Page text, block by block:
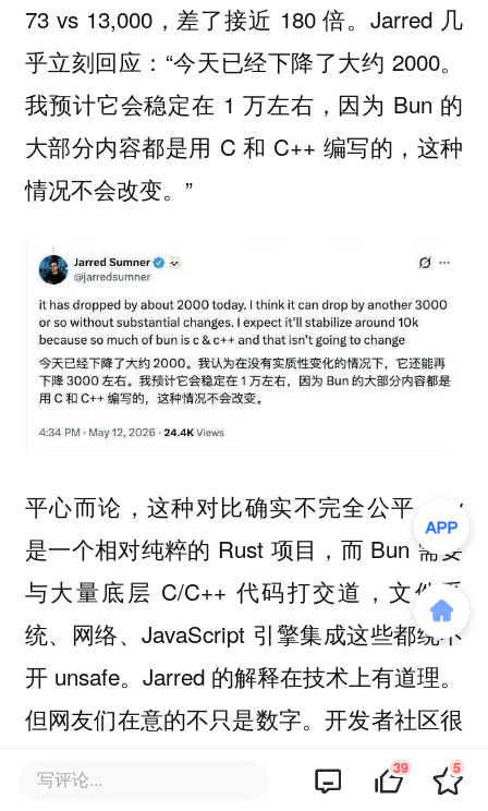
73 vs 13,000，差了接近 180 倍。Jarred 几
乎立刻回应：“今天已经下降了大约 2000。
我预计它会稳定在 1 万左右，因为 Bun 的
大部分内容都是用 C 和 C++ 编写的，这种
情况不会改变。”
平心而论，这种对比确实不完全公平。uv
是一个相对纯粹的 Rust 项目，而 Bun 需要
与大量底层 C/C++ 代码打交道，文件系
统、网络、JavaScript 引擎集成这些都绕不
开 unsafe。Jarred 的解释在技术上有道理。
但网友们在意的不只是数字。开发者社区很
快把矛头指向了另一个维度：流程。
写评论... 39 5